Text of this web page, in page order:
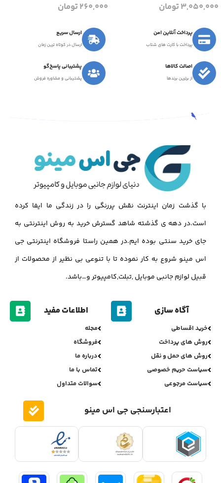
3,050,000تومان 260,000تومان
پرداخت آنلاین امن
پرداخت با کارت های شتاب
ارسال سریع
ارسال در کوتاه ترین زمان
اصالت کالاها
از برترین برندها
پشتیبانی پاسخ‌گو
پشتیبانی و مشاوره فروش
با گذشت زمان اینترنت نقش پررنگی را در زندگی ما ایفا کرده
است.در دهه ی گذشته شاهد گسترش خرید به روش اینترنتی به
جای خرید سنتی بوده ایم.در همین راستا فروشگاه اینترنتی جی
اس مینو شروع به کار نموده تا با تنوعی بی نظیر از محصولات از
قبیل لوازم جانبی موبایل ,تبلت,کامپیوتر و…باشد.
آگاه سازی
خرید اقساطی
روش های پرداخت
روش های حمل و نقل
سیاست حریم خصوصی
سیاست مرجوعی
اطلاعات مفید
مجله
فروشگاه
درباره ما
تماس با ما
سوالات متداول
اعتبارسنجی جی اس مینو